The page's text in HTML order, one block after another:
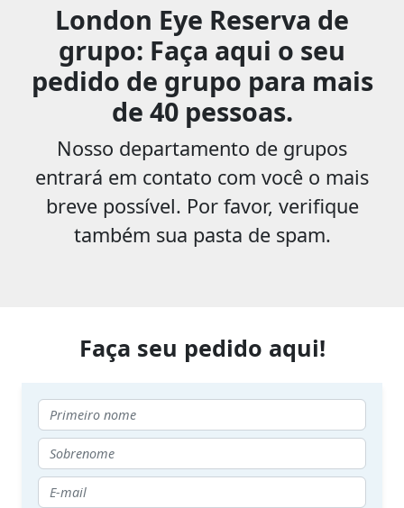
London Eye Reserva de
grupo: Faça aqui o seu
pedido de grupo para mais
de 40 pessoas.
Nosso departamento de grupos
entrará em contato com você o mais
breve possível. Por favor, verifique
também sua pasta de spam.
Faça seu pedido aqui!